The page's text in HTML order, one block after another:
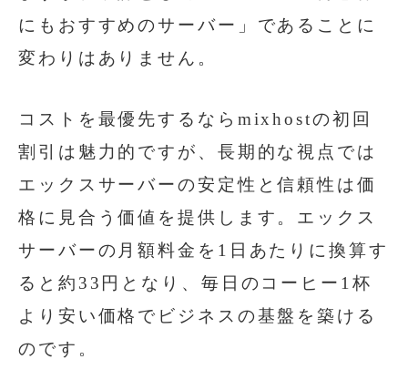
にもおすすめのサーバー」であることに
変わりはありません。
コストを最優先するならmixhostの初回
割引は魅力的ですが、長期的な視点では
エックスサーバーの安定性と信頼性は価
格に見合う価値を提供します。エックス
サーバーの月額料金を1日あたりに換算す
ると約33円となり、毎日のコーヒー1杯
より安い価格でビジネスの基盤を築ける
のです。